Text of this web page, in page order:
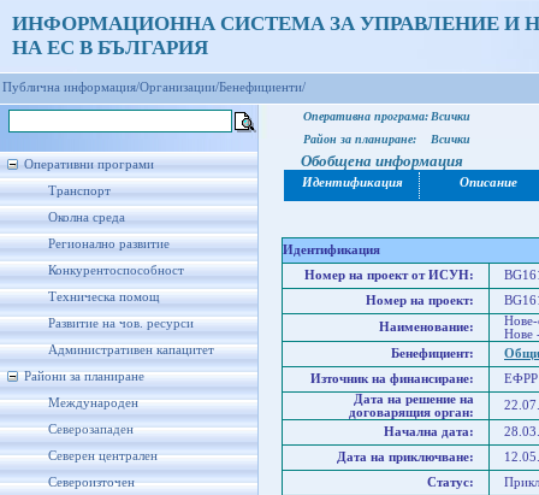
ИНФОРМАЦИОННА СИСТЕМА ЗА УПРАВЛЕНИЕ И
НА ЕС В БЪЛГАРИЯ
Публична информация/Организации/Бенефициенти/
Оперативни програми
Транспорт
Околна среда
Регионално развитие
Конкурентоспособност
Техническа помощ
Развитие на чов. ресурси
Административен капацитет
Райони за планиране
Международен
Северозападен
Северен централен
Североизточен
Оперативна програма: Всички
Район за планиране:
Всички
Обобщена информация
Идентификация Описание
Идентификация
Номер на проект от ИСУН:
Номер на проект:
Наименование:
Нове-
Нове
Бенефициент:
Източник на финансиране:
Дата на решение на
договарящия орган:
Начална дата:
Дата на приключване:
Статус: